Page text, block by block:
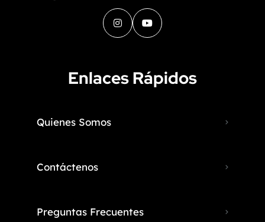
Enlaces Rápidos
Quienes Somos
Contáctenos
Preguntas Frecuentes